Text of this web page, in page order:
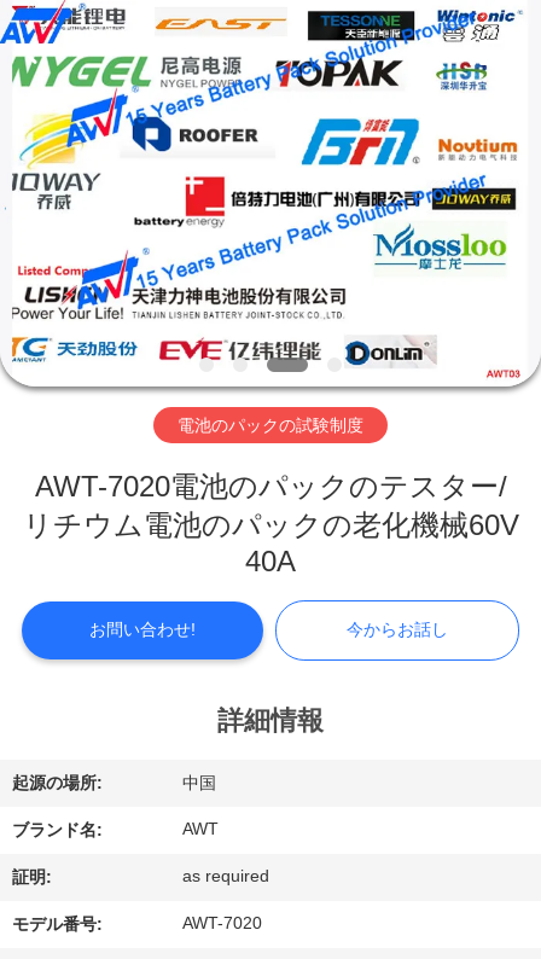
家
製
品
私
た
に
つ
て
場
見
学
supplier.
Copyright
©
2019
2026
(Xiamen)
Intelligent
Equipment
Co.,Ltd.
All
Rights
Reserved.
電池のパックの試験制度
AWT-7020電池のパックのテスター/
リチウム電池のパックの老化機械60V
40A
お問い合わせ! 今からお話し
詳細情報
起源の場所: 中国
ブランド名: AWT
証明: as required
モデル番号: AWT-7020